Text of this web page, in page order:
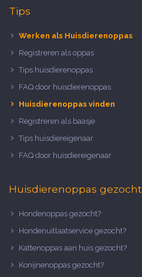
Tips
Werken als Huisdierenoppas
Registreren als oppas
Tips huisdierenoppas
FAQ door huisdierenoppas
Huisdierenoppas vinden
Registreren als baasje
Tips huisdiereigenaar
FAQ door huisdiereigenaar
Huisdierenoppas gezocht
Hondenoppas gezocht?
Hondenuitlaatservice gezocht?
Kattenoppas aan huis gezocht?
Konijnenoppas gezocht?